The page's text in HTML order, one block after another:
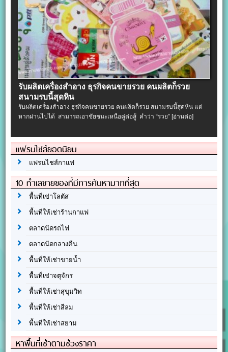
รับผลิตเครื่องสําอาง ธุรกิจคนขายรวย คนผลิตก็รวย
สนามรบนี้สุดหิน
รับผลิตเครื่องสําอาง ธุรกิจคนขายรวย คนผลิตก็รวย สนามรบนี้สุดหิน แต่
หากผ่านไปได้ สามารถเอาชัยชนะเหนือคู่ต่อสู้ คำว่า “รวย”[อ่านต่อ]
แฟรนไชส์ยอดนิยม
แฟรนไชส์กาแฟ
10 ทำเลขายของที่มีการค้นหามากที่สุด
พื้นที่เช่าโลตัส
พื้นที่ให้เช่าร้านกาแฟ
ตลาดนัดรถไฟ
ตลาดนัดกลางคืน
พื้นที่ให้เช่าขายน้ำ
พื้นที่เช่าจตุจักร
พื้นที่ให้เช่าสุขุมวิท
พื้นที่ให้เช่าสีลม
พื้นที่ให้เช่าสยาม
หาพื้นที่เช่าตามช่วงราคา